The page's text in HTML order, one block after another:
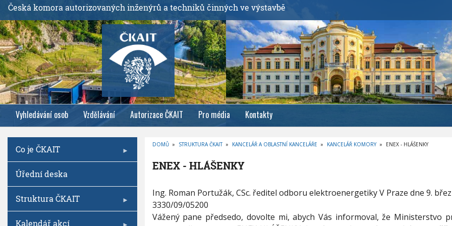
ř
e
j
í
t
k
h
l
v
Česká komora autorizovaných inženýrů a techniků činných ve výstavbě
Vyhledávání osob Vzdělávání Autorizace ČKAIT Pro média Kontakty
O
B
K
O
V
Á
N
A
DOMŮ » STRUKTURA ČKAIT » KANCELÁŘ A OBLASTNÍ KANCELÁŘE » KANCELÁŘ KOMORY » ENEX - HLÁŠENKY
ENEX - HLÁŠENKY
E
N
E
X
Ing. Roman Portužák, CSc. ředitel odboru elektroenergetiky V Praze dne 9.
3330/09/05200
Vážený pane předsedo, dovolte mi, abych Vás informoval, že Ministerstvo
Co je ČKAIT
Úřední deska
Struktura ČKAIT
Kalendář akcí